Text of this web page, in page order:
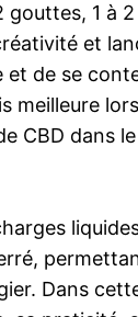
gouttes, 1 à
et
et de se
meilleure
CBD dans le
Dans